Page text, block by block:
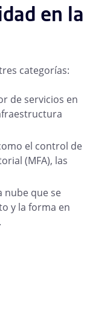
en la
categorías:
de servicios en
el control de
(MFA), las
nube que se
y la forma en